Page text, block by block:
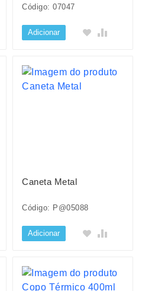
Código: 07047
Adicionar
Caneta Metal
Código: P@05088
Adicionar